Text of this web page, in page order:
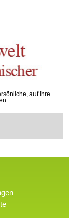
auf Ihre